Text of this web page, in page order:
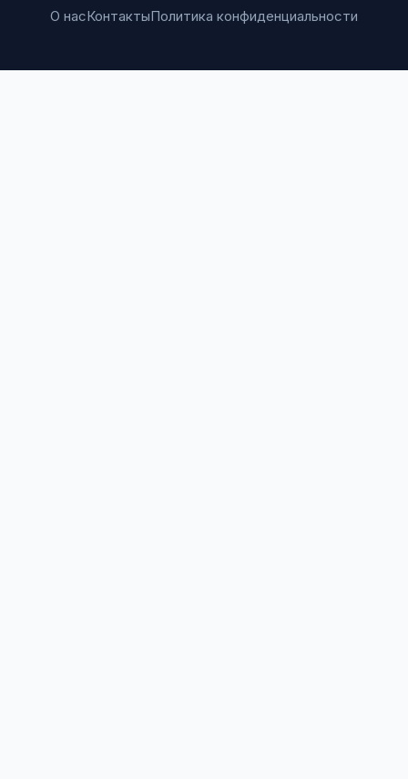
О насКонтактыПолитика конфиденциальности